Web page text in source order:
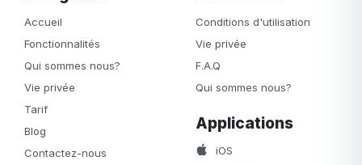
Accueil
Fonctionnalités
Qui sommes nous?
Vie privée
Tarif
Blog
Contactez-nous
Conditions d'utilisation
Vie privée
F.A.Q
Qui sommes nous?
Applications
iOS